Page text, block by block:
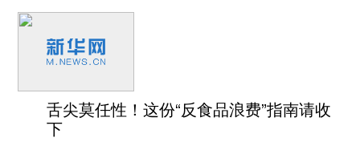
舌尖莫任性！这份“反食品浪费”指南请收
下